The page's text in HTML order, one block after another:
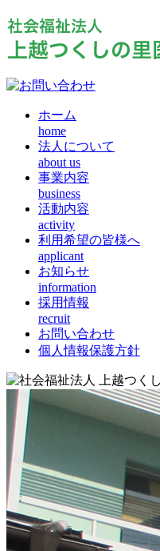
ホーム
home
法人について
about us
事業内容
business
活動内容
activity
利用希望の皆様へ
applicant
お知らせ
information
採用情報
recruit
お問い合わせ
個人情報保護方針